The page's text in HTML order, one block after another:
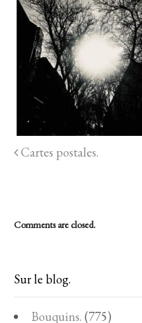
Cartes postales.
Comments are closed.
Sur le blog.
Bouquins. (775)